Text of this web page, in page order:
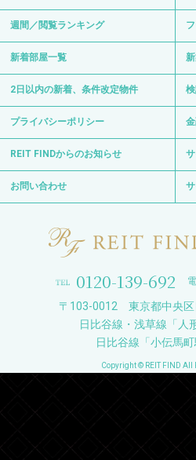
週間／閲覧ランキング
新着部屋一覧
2日以内の新着、条件改定物件
プライバシーポリシー
REIT FINDからのお知らせ
お問い合わせ
0120-139-692 電
〒103-0012 東京都中央区
日比谷線・浅草線「人
日比谷線「小伝馬
Copyright © REIT FIND All